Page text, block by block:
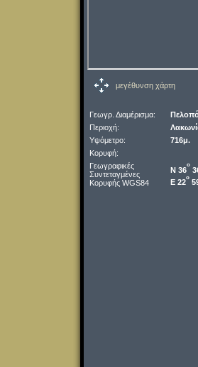
μεγέθυνση χάρτη
Γεωγρ. Διαμέρισμα:
Περιοχή:
Υψόμετρο:
716μ.
Κορυφή:
Γεωγραφικές
Συντεταγμένες
Κορυφής WGS84
Ν 36
o
Ε 22
o